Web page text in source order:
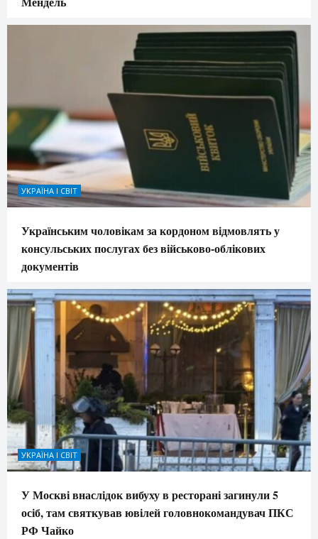
УКРАЇНА І СВІТ
Українським чоловікам за кордоном відмовлять у
консульських послугах без військово-облікових
документів
УКРАЇНА І СВІТ
У Москві внаслідок вибуху в ресторані загинули 5
осіб, там святкував ювілей головнокомандувач ПКС
РФ Чайко